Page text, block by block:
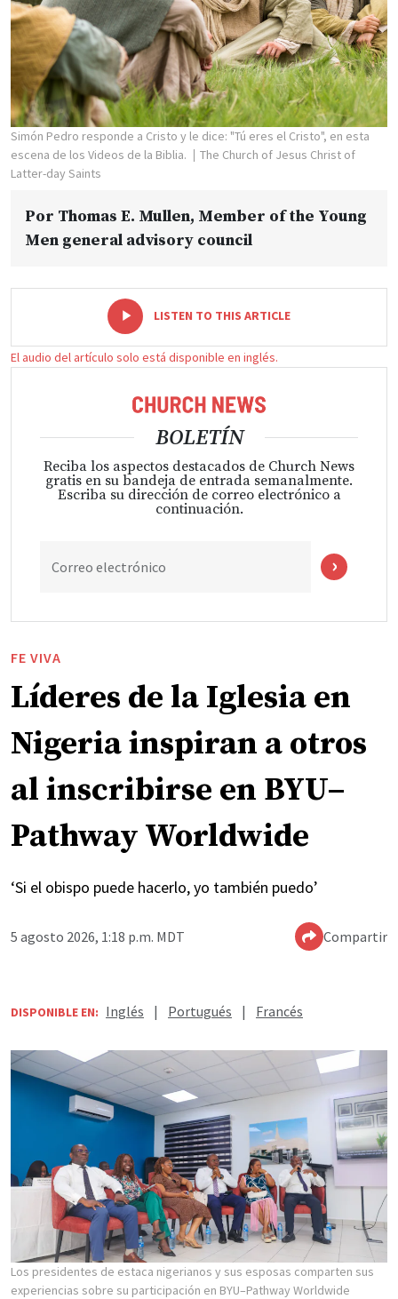
Simón Pedro responde a Cristo y le dice: "Tú eres el Cristo", en esta
escena de los Videos de la Biblia.
The Church of Jesus Christ of
Latter-day Saints
Por Thomas E. Mullen, Member of the Young
Men general advisory council
LISTEN TO THIS ARTICLE
El audio del artículo solo está disponible en inglés.
BOLETÍN
Reciba los aspectos destacados de Church News
gratis en su bandeja de entrada semanalmente.
Escriba su dirección de correo electrónico a
continuación.
Correo electrónico
FE VIVA
Líderes de la Iglesia en
Nigeria inspiran a otros
al inscribirse en BYU–
Pathway Worldwide
‘Si el obispo puede hacerlo, yo también puedo’
5 agosto 2026, 1:18 p.m. MDT Compartir
DISPONIBLE EN: Inglés | Portugués | Francés
Los presidentes de estaca nigerianos y sus esposas comparten sus
experiencias sobre su participación en BYU–Pathway Worldwide